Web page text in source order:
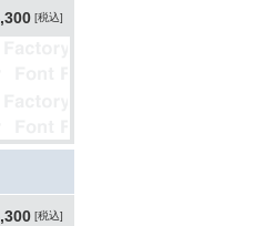
[税込]
[税込]